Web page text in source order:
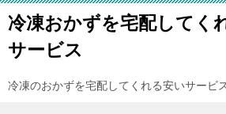
冷凍おかずを宅配してく
サービス
冷凍のおかずを宅配してくれる安いサービ